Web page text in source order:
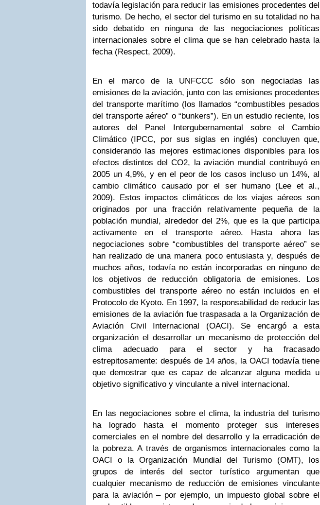
todavía legislación para reducir las emisiones procedentes del
turismo. De hecho, el sector del turismo en su totalidad no ha
sido debatido en ninguna de las negociaciones políticas
internacionales sobre el clima que se han celebrado hasta la
fecha (Respect, 2009).
En el marco de la UNFCCC sólo son negociadas las
emisiones de la aviación, junto con las emisiones procedentes
del transporte marítimo (los llamados “combustibles pesados
del transporte aéreo” o “bunkers”). En un estudio reciente, los
autores del Panel Intergubernamental sobre el Cambio
Climático (IPCC, por sus siglas en inglés) concluyen que,
considerando las mejores estimaciones disponibles para los
efectos distintos del CO2, la aviación mundial contribuyó en
2005 un 4,9%, y en el peor de los casos incluso un 14%, al
cambio climático causado por el ser humano (Lee et al.,
2009). Estos impactos climáticos de los viajes aéreos son
originados por una fracción relativamente pequeña de la
población mundial, alrededor del 2%, que es la que participa
activamente en el transporte aéreo. Hasta ahora las
negociaciones sobre “combustibles del transporte aéreo” se
han realizado de una manera poco entusiasta y, después de
muchos años, todavía no están incorporadas en ninguno de
los objetivos de reducción obligatoria de emisiones. Los
combustibles del transporte aéreo no están incluidos en el
Protocolo de Kyoto. En 1997, la responsabilidad de reducir las
emisiones de la aviación fue traspasada a la Organización de
Aviación Civil Internacional (OACI). Se encargó a esta
organización el desarrollar un mecanismo de protección del
clima adecuado para el sector y ha fracasado
estrepitosamente: después de 14 años, la OACI todavía tiene
que demostrar que es capaz de alcanzar alguna medida u
objetivo significativo y vinculante a nivel internacional.
En las negociaciones sobre el clima, la industria del turismo
ha logrado hasta el momento proteger sus intereses
comerciales en el nombre del desarrollo y la erradicación de
la pobreza. A través de organismos internacionales como la
OACI o la Organización Mundial del Turismo (OMT), los
grupos de interés del sector turístico argumentan que
cualquier mecanismo de reducción de emisiones vinculante
para la aviación – por ejemplo, un impuesto global sobre el